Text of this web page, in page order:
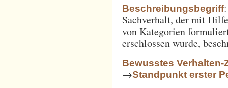
Beschreibungsbegriff
Sachverhalt, der mit
von Kategorien
erschlossen wurde,
Bewusstes Verhalten-
→Standpunkt erster